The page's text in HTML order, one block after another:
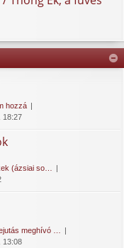
hozzá
18:27
(ázsiai so…
meghívó …
13:08